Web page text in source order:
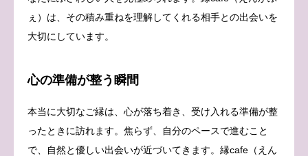
ぇ）は、その積み重ねを理解してくれる相手との出会いを
大切にしています。
心の準備が整う瞬間
本当に大切なご縁は、心が落ち着き、受け入れる準備が整
ったときに訪れます。焦らず、自分のペースで進むこと
で、自然と優しい出会いが近づいてきます。縁cafe（えん